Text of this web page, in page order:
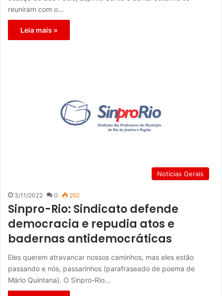
reuniram com o…
Leia mais »
Notícias Gerais
3/11/2022 0 262
Sinpro-Rio: Sindicato defende
democracia e repudia atos e
badernas antidemocráticas
Eles querem atravancar nossos caminhos, mas eles estão
passando e nós, passarinhos (parafraseado de poema de
Mário Quintana). O Sinpro-Rio…